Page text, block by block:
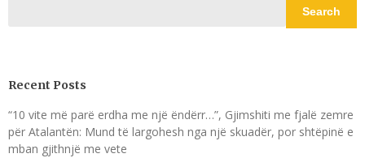
Search
Recent Posts
“10 vite më parë erdha me një ëndërr…”, Gjimshiti me fjalë zemre
për Atalantën: Mund të largohesh nga një skuadër, por shtëpinë e
mban gjithnjë me vete